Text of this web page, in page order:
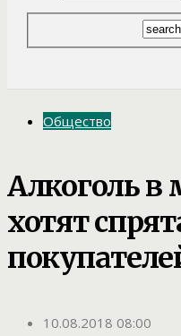
Общество
Алкоголь в
хотят
10.08.2018 08:00